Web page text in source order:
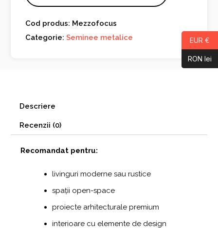
Cod produs: Mezzofocus
Categorie:Seminee metalice
Descriere
Recenzii (0)
Recomandat pentru:
livinguri moderne sau rustice
spații open-space
proiecte arhitecturale premium
interioare cu elemente de design
EUR €
RON lei